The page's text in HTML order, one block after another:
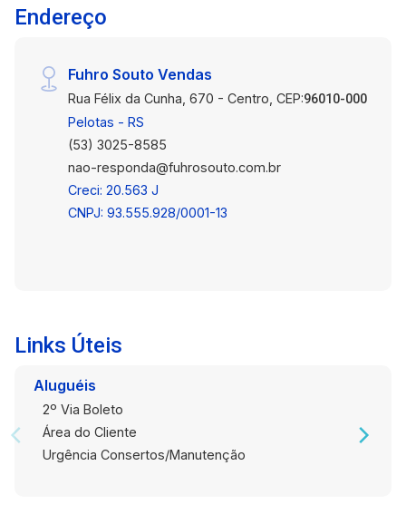
Endereço
Fuhro Souto Vendas
Rua Félix da Cunha, 670 - Centro, CEP:96010-000
Pelotas - RS
(53) 3025-8585
nao-responda@fuhrosouto.com.br
Creci: 20.563 J
CNPJ: 93.555.928/0001-13
Links Úteis
Aluguéis
2º Via Boleto
Área do Cliente
Urgência Consertos/Manutenção